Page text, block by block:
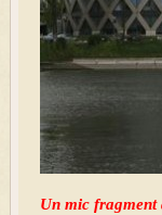
Un mic fragment